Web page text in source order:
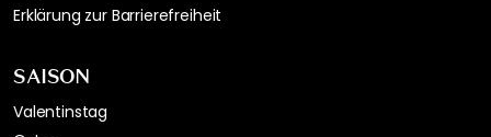
Erklärung zur Barrierefreiheit
SAISON
Valentinstag